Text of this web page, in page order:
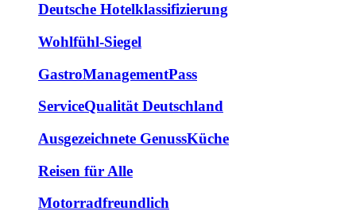
Deutsche Hotelklassifizierung
Wohlfühl-Siegel
GastroManagementPass
ServiceQualität Deutschland
Ausgezeichnete GenussKüche
Reisen für Alle
Motorradfreundlich